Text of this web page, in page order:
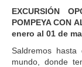
EXCURSIÓN
POMPEYA CON
enero al 01 de
Saldremos
mundo, donde